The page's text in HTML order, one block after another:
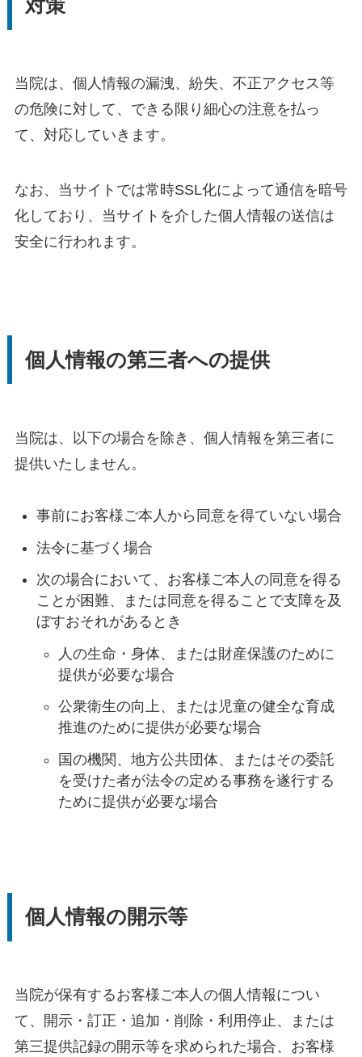
対策
当院は、個人情報の漏洩、紛失、不正アクセス等
の危険に対して、できる限り細心の注意を払っ
て、対応していきます。
なお、当サイトでは常時SSL化によって通信を暗号
化しており、当サイトを介した個人情報の送信は
安全に行われます。
個人情報の第三者への提供
当院は、以下の場合を除き、個人情報を第三者に
提供いたしません。
事前にお客様ご本人から同意を得ていない場合
法令に基づく場合
次の場合において、お客様ご本人の同意を得る
ことが困難、または同意を得ることで支障を及
ぼすおそれがあるとき
人の生命・身体、または財産保護のために
提供が必要な場合
公衆衛生の向上、または児童の健全な育成
推進のために提供が必要な場合
国の機関、地方公共団体、またはその委託
を受けた者が法令の定める事務を遂行する
ために提供が必要な場合
個人情報の開示等
当院が保有するお客様ご本人の個人情報につい
て、開示・訂正・追加・削除・利用停止、または
第三提供記録の開示等を求められた場合、お客様